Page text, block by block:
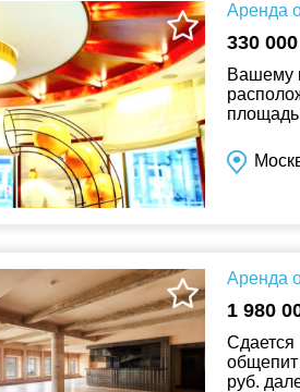
Аренда
330
Вашему
Аренда
1 980
Сдается
общепит
руб.